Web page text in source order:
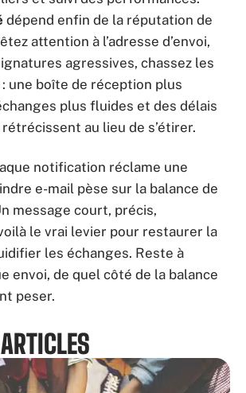
dépend enfin de la réputation de
attention à l’adresse d’envoi,
agressives, chassez les
une boîte de réception plus
plus fluides et des délais
au lieu de s’étirer.
notification réclame une
e-mail pèse sur la balance de
message court, précis,
le vrai levier pour restaurer la
les échanges. Reste à
envoi, de quel côté de la balance
peser.